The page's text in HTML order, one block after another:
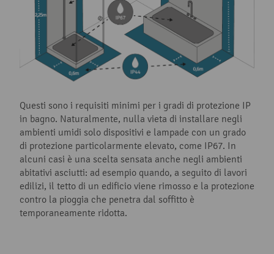
Questi sono i requisiti minimi per i gradi di protezione IP
in bagno. Naturalmente, nulla vieta di installare negli
ambienti umidi solo dispositivi e lampade con un grado
di protezione particolarmente elevato, come IP67. In
alcuni casi è una scelta sensata anche negli ambienti
abitativi asciutti: ad esempio quando, a seguito di lavori
edilizi, il tetto di un edificio viene rimosso e la protezione
contro la pioggia che penetra dal soffitto è
temporaneamente ridotta.